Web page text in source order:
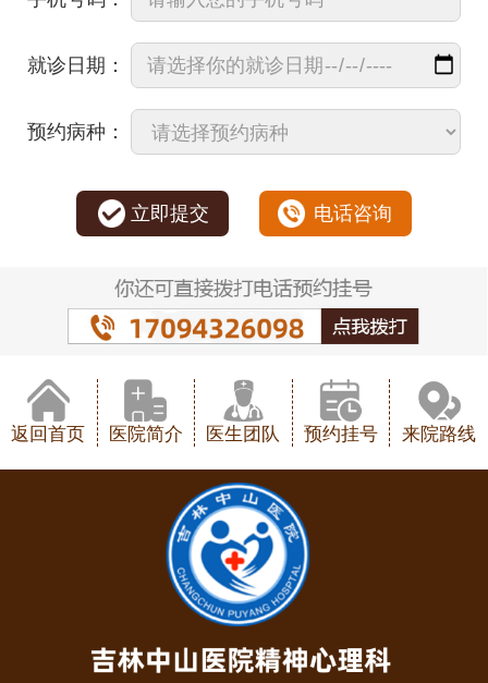
就诊日期：
预约病种：
立即提交 电话咨询
返回首页 医院简介 医生团队 预约挂号 来院路线